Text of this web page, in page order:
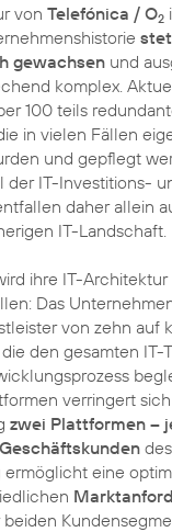
von Telefónica / O2
gewachsen und
komplex.
100 teils
in vielen Fällen
und gepflegt
der IT-Investitions-
daher allein
IT-Landschaft.
ihre IT-
Das
von zehn auf
den gesamten IT-
verringert
zwei Plattformen –
ermöglicht eine